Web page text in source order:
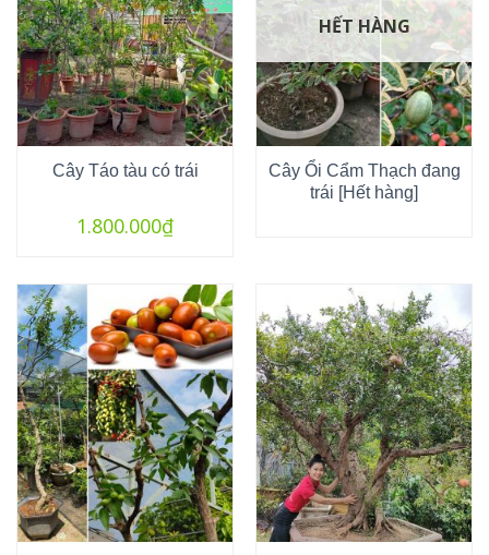
Cây Táo tàu có trái
1.800.000₫
HẾT HÀNG
Cây Ổi Cẩm Thạch đang
trái [Hết hàng]